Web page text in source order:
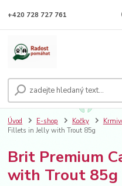
+420 728 727 761
Úvod E-shop Kočky
Fillets in Jelly with Trout 85g
Brit Premium
with Trout 85g